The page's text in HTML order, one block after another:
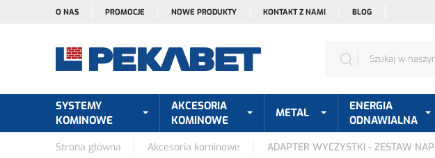
O NAS PROMOCJE NOWE PRODUKTY KONTAKT Z NAMI BLOG
SYSTEMY
KOMINOWE
AKCESORIA
KOMINOWE
METAL
ENERGIA
ODNAWIALNA
Strona główna Akcesoria kominowe ADAPTER WYCZYSTKI - ZESTAW